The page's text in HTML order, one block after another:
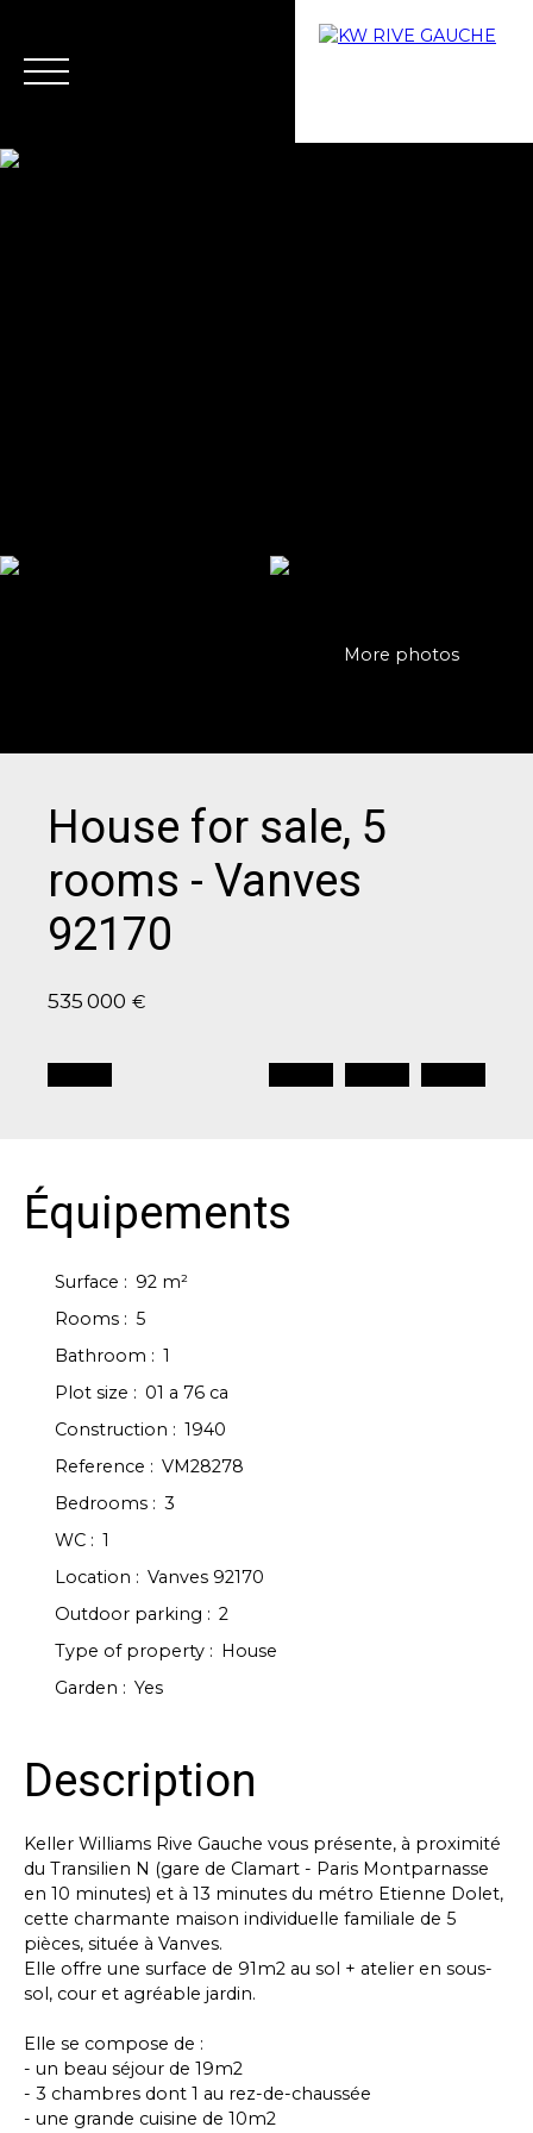
More photos
House for sale, 5
rooms - Vanves
92170
535 000 €
Équipements
Surface : 92 m²
Rooms : 5
Bathroom : 1
Plot size : 01 a 76 ca
Construction : 1940
Reference : VM28278
Bedrooms : 3
WC : 1
Location : Vanves 92170
Outdoor parking : 2
Type of property :
House
Garden : Yes
Description
Keller Williams Rive Gauche vous présente, à proximité
du Transilien N (gare de Clamart - Paris Montparnasse
en 10 minutes) et à 13 minutes du métro Etienne Dolet,
cette charmante maison individuelle familiale de 5
pièces, située à Vanves.
Elle offre une surface de 91m2 au sol + atelier en sous-
sol, cour et agréable jardin.
Elle se compose de :
- un beau séjour de 19m2
- 3 chambres dont 1 au rez-de-chaussée
- une grande cuisine de 10m2